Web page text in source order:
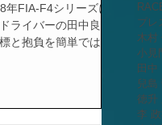
FIA-F4シリーズに
ライバーの田中良平
と抱負を簡単ではあ
プレ
木村
小見
田中
兒島
徳升
李